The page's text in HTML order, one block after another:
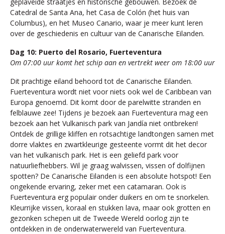
Catedral de Santa Ana, het Casa de Colón (het huis van
Columbus), en het Museo Canario, waar je meer kunt leren
over de geschiedenis en cultuur van de Canarische Eilanden.
Dag 10: Puerto del Rosario, Fuerteventura
Om 07:00 uur komt het schip aan en vertrekt weer om 18:00 uur
Dit prachtige eiland behoord tot de Canarische Eilanden.
Fuerteventura wordt niet voor niets ook wel de Caribbean van
Europa genoemd. Dit komt door de parelwitte stranden en
felblauwe zee! Tijdens je bezoek aan Fuerteventura mag een
bezoek aan het Vulkanisch park van Jandía niet ontbreken!
Ontdek de grillige kliffen en rotsachtige landtongen samen met
dorre vlaktes en zwartkleurige gesteente vormt dit het decor
van het vulkanisch park. Het is een geliefd park voor
natuurliefhebbers. Wil je graag walvissen, vissen of dolfijnen
spotten? De Canarische Eilanden is een absolute hotspot! Een
ongekende ervaring, zeker met een catamaran. Ook is
Fuerteventura erg populair onder duikers en om te snorkelen.
Kleurrijke vissen, koraal en stukken lava, maar ook grotten en
gezonken schepen uit de Tweede Wereld oorlog zijn te
ontdekken in de onderwaterwereld van Fuerteventura.